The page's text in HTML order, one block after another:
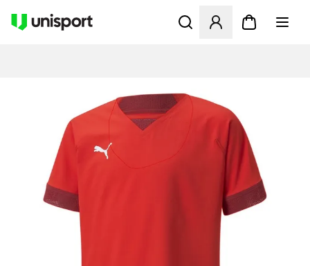
Åbner en Modal til at